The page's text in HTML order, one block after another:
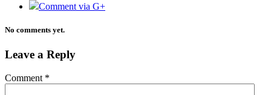
Comment via G+
No comments yet.
Leave a Reply
Comment *